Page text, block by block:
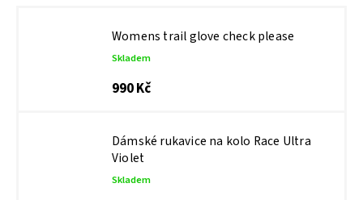
Womens trail glove check please
Skladem
990 Kč
Dámské rukavice na kolo Race Ultra
Violet
Skladem